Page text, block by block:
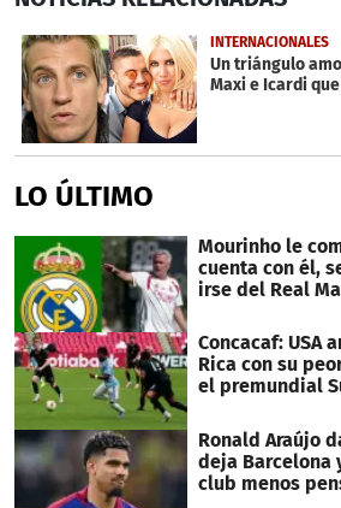
1
minute,
0
INTERNACIONALES
Un triángulo
Maxi e Icardi
LO ÚLTIMO
Mourinho le
cuenta con él,
irse del Real
Concacaf: USA
Rica con su
el premundial
Ronald Araújo
deja Barcelona
club menos